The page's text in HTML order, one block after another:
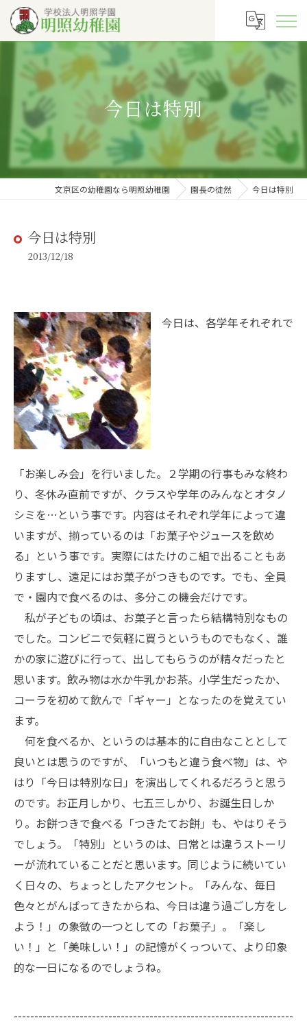
今日は特別
文京区の幼稚園なら明照幼稚園 園長の徒然 今日は特別
今日は特別
2013/12/18
今日は、各学年それぞれで
「お楽しみ会」を行いました。２学期の行事もみな終わ
り、冬休み直前ですが、クラスや学年のみんなとオタノ
シミを…という事です。内容はそれぞれ学年によって違
いますが、揃っているのは「お菓子やジュースを飲め
る」という事です。実際にはたけのこ組で出ることもあ
りますし、遠足にはお菓子がつきものです。でも、全員
で・園内で食べるのは、多分この機会だけです。
私が子どもの頃は、お菓子と言ったら結構特別なもの
でした。コンビニで気軽に買うというものでもなく、誰
かの家に遊びに行って、出してもらうのが精々だったと
思います。飲み物は水か牛乳かお茶。小学生だったか、
コーラを初めて飲んで「ギャー」となったのを覚えてい
ます。
何を食べるか、というのは基本的に自由なこととして
良いとは思うのですが、「いつもと違う食べ物」は、や
はり「今日は特別な日」を演出してくれるだろうと思う
のです。お正月しかり、七五三しかり、お誕生日しか
り。お餅つきで食べる「つきたてお餅」も、やはりそう
でしょう。「特別」というのは、日常とは違うストーリ
ーが流れていることだと思います。同じように続いてい
く日々の、ちょっとしたアクセント。「みんな、毎日
色々とがんばってきたからね、今日は違う過ごし方をし
よう！」の象徴の一つとしての「お菓子」。「楽し
い！」と「美味しい！」の記憶がくっついて、より印象
的な一日になるのでしょうね。
--------------------------------------------------------------------